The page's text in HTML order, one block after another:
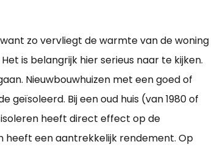
zo vervliegt de warmte van de woning
is belangrijk hier serieus naar te kijken.
Nieuwbouwhuizen met een goed of
geïsoleerd. Bij een oud huis (van 1980 of
heeft direct effect op de
heeft een aantrekkelijk rendement. Op